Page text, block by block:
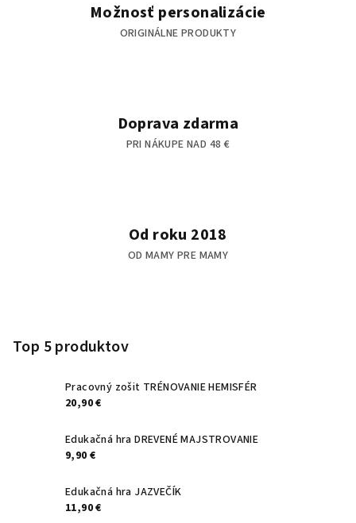
i
s
Možnosť personalizácie
ORIGINÁLNE PRODUKTY
Doprava zdarma
PRI NÁKUPE NAD 48 €
Od roku 2018
OD MAMY PRE MAMY
Top 5 produktov
Pracovný zošit TRÉNOVANIE HEMISFÉR
20,90 €
Edukačná hra DREVENÉ MAJSTROVANIE
9,90 €
Edukačná hra JAZVEČÍK
11,90 €